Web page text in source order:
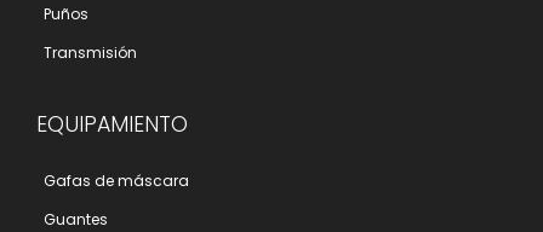
Puños
Transmisión
EQUIPAMIENTO
Gafas de máscara
Guantes